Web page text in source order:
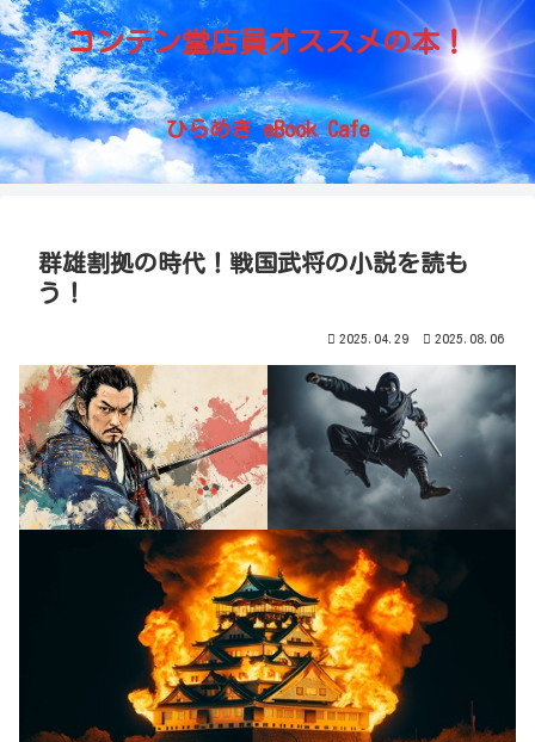
コンテン堂店員オススメの本！
ひらめき eBook Cafe
群雄割拠の時代！戦国武将の小説を読も
う！
2025.04.29 2025.08.06